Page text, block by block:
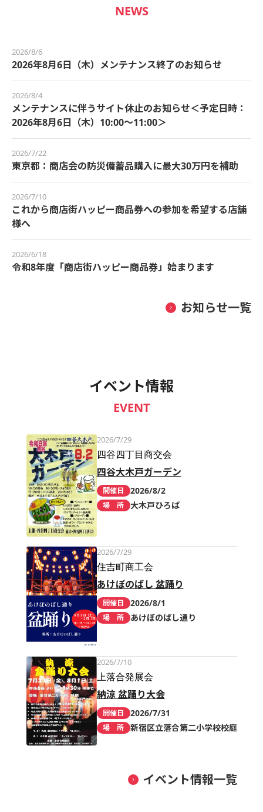
NEWS
2026/8/6
2026年8月6日（木）メンテナンス終了のお知らせ
2026/8/4
メンテナンスに伴うサイト休止のお知らせ＜予定日時：
2026年8月6日（木）10:00～11:00＞
2026/7/22
東京都：商店会の防災備蓄品購入に最大30万円を補助
2026/7/10
これから商店街ハッピー商品券への参加を希望する店舗
様へ
2026/6/18
令和8年度「商店街ハッピー商品券」始まります
お知らせ一覧
イベント情報
EVENT
2026/7/29
四谷四丁目商交会
四谷大木戸ガーデン
開催日 2026/8/2
場 所 大木戸ひろば
2026/7/29
住吉町商工会
あけぼのばし 盆踊り
開催日 2026/8/1
場 所 あけぼのばし通り
2026/7/10
上落合発展会
納涼 盆踊り大会
開催日 2026/7/31
場 所 新宿区立落合第二小学校校庭
イベント情報一覧